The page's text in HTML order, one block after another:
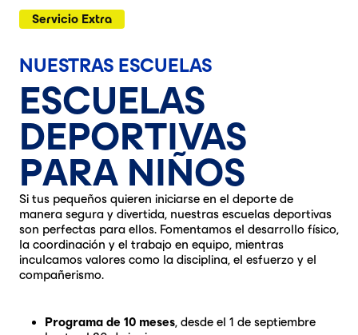
Servicio Extra
NUESTRAS ESCUELAS
ESCUELAS
DEPORTIVAS
PARA NIÑOS
Si tus pequeños quieren iniciarse en el deporte de
manera segura y divertida, nuestras escuelas deportivas
son perfectas para ellos. Fomentamos el desarrollo físico,
la coordinación y el trabajo en equipo, mientras
inculcamos valores como la disciplina, el esfuerzo y el
compañerismo.
Programa de 10 meses, desde el 1 de septiembre